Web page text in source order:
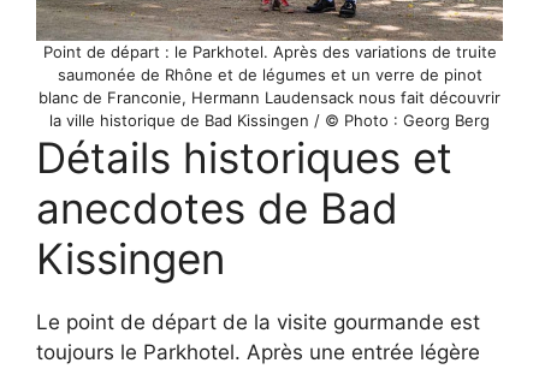
Point de départ : le Parkhotel. Après des variations de truite
saumonée de Rhône et de légumes et un verre de pinot
blanc de Franconie, Hermann Laudensack nous fait découvrir
la ville historique de Bad Kissingen / © Photo : Georg Berg
Détails historiques et
anecdotes de Bad
Kissingen
Le point de départ de la visite gourmande est
toujours le Parkhotel. Après une entrée légère